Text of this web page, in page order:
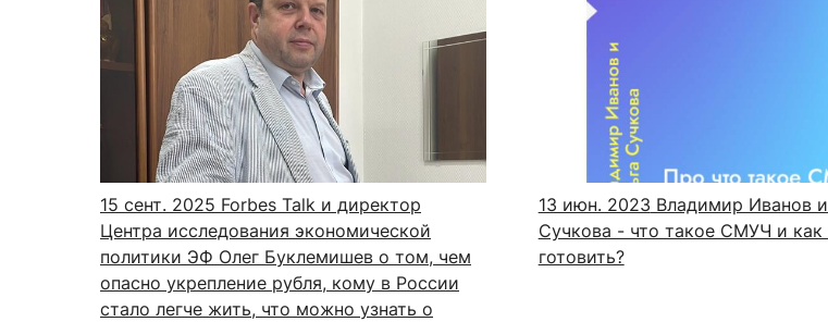
15 сент. 2025 Forbes Talk и директор
Центра исследования экономической
политики ЭФ Олег Буклемишев о том, чем
опасно укрепление рубля, кому в России
стало легче жить, что можно узнать о
13 июн. 2023 Владимир Иванов
Сучкова - что такое СМУЧ и как
готовить?